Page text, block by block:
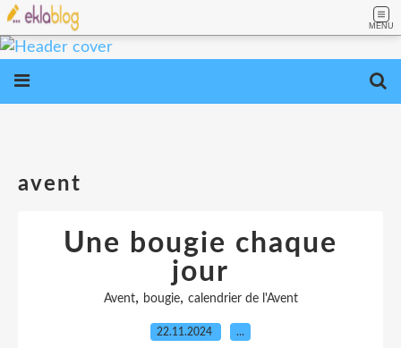
MENU
avent
Une bougie chaque
jour
Avent, bougie, calendrier de l'Avent
22.11.2024 …